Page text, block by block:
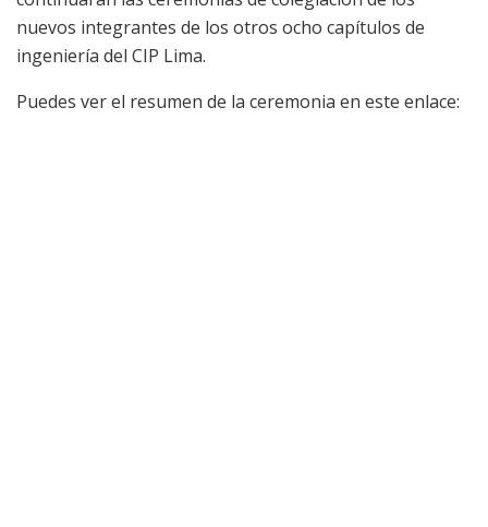
nuevos integrantes de los otros ocho capítulos de
ingeniería del CIP Lima.
Puedes ver el resumen de la ceremonia en este enlace: